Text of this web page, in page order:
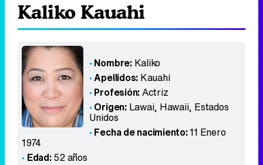
Kaliko Kauahi
Nombre: Kaliko
Apellidos: Kauahi
Profesión:Actriz
Origen: Lawai, Hawaii, Estados
Unidos
Fecha de nacimiento:11 Enero
1974
Edad:52 años